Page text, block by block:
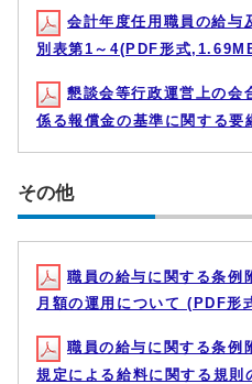
会計年度任用職員の給
別表第1～4(PDF形式
懇談会等行政運営上の会
係る報償金の基準に関する
その他
職員の給与に関する条例
月額の運用について (PDF
職員の給与に関する条例
規定による給料に関する規